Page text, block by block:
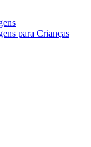
para Crianças